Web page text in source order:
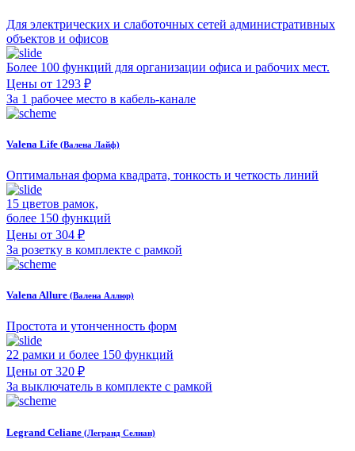
Для электрических и слаботочных сетей административных
объектов и офисов
Более 100 функций для организации офиса и рабочих мест.
Цены от 1293 ₽
За 1 рабочее место в кабель-канале
Valena Life (Валена Лайф)
Оптимальная форма квадрата, тонкость и четкость линий
15 цветов рамок,
более 150 функций
Цены от 304 ₽
За розетку в комплекте с рамкой
Valena Allure (Валена Аллюр)
Простота и утонченность форм
22 рамки и более 150 функций
Цены от 320 ₽
За выключатель в комплекте с рамкой
Legrand Celiane (Легранд Селиан)